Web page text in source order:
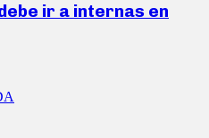
ir a internas en